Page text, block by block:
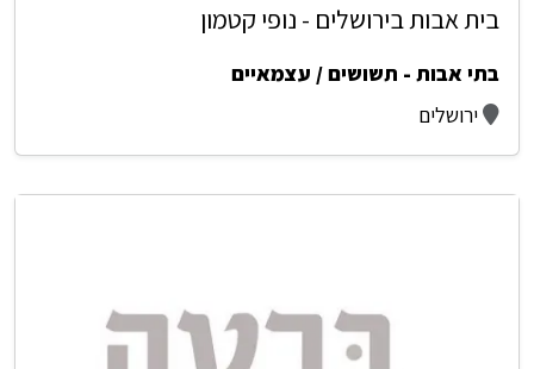
בית אבות בירושלים - נופי קטמון
בתי אבות - תשושים / עצמאיים
ירושלים